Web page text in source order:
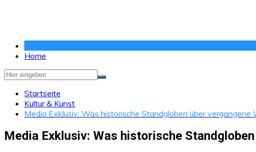
Home
Startseite
Kultur & Kunst
Media Exklusiv: Was historische Standgloben über vergangene
Media Exklusiv: Was historische